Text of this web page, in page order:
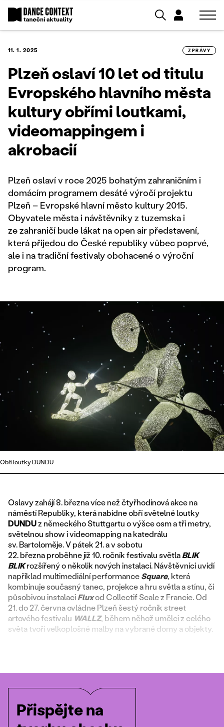
11. 1. 2025 ZPRÁVY
Plzeň oslaví 10 let od titulu
Evropského hlavního města
kultury obřími loutkami,
videomappingem i
akrobacií
Plzeň oslaví v roce 2025 bohatým zahraničním i
domácím programem desáté výročí projektu
Plzeň – Evropské hlavní město kultury 2015.
Obyvatele města i návštěvníky z tuzemska i
ze zahraničí bude lákat na open air představení,
která přijedou do České republiky vůbec poprvé,
ale i na tradiční festivaly obohacené o výroční
program.
Obří loutky DUNDU
Oslavy zahájí 8. března více než čtyřhodinová akce na
náměstí Republiky, která nabídne obří světelné loutky
DUNDUz německého Stuttgartu o výšce osm a tři metry,
světelnou show i videomapping na katedrálu
sv. Bartoloměje. V pátek 21. a v sobotu
22. března proběhne již 10. ročník festivalu světlaBLIK
BLIKrozšířený o několik nových instalací. Návštěvníci uvidí
například multimediální performanceSquare, která
kombinuje současný tanec, projekce a hru světla a stínu, či
působivou instalaciFluxod Collectif Scale z Francie. Od
21. do 27. června ovládne Plzeň šestý ročník street
artového festivalu WALLZ, během něhož umělci z celého
světa tvoří velkoplošné malby na vybrané domy a objekty.
Přispějte na